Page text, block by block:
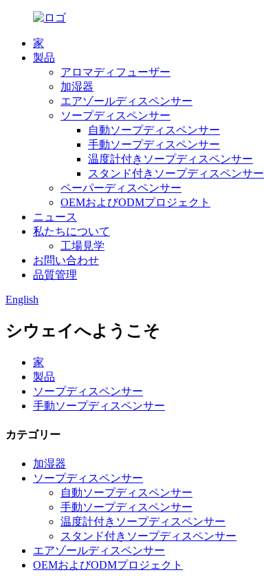
家
製品
アロマディフューザー
加湿器
エアゾールディスペンサー
ソープディスペンサー
自動ソープディスペンサー
手動ソープディスペンサー
温度計付きソープディスペンサー
スタンド付きソープディスペンサー
ペーパーディスペンサー
OEMおよびODMプロジェクト
ニュース
私たちについて
工場見学
お問い合わせ
品質管理
English
シウェイへようこそ
家
製品
ソープディスペンサー
手動ソープディスペンサー
カテゴリー
加湿器
ソープディスペンサー
自動ソープディスペンサー
手動ソープディスペンサー
温度計付きソープディスペンサー
スタンド付きソープディスペンサー
エアゾールディスペンサー
OEMおよびODMプロジェクト